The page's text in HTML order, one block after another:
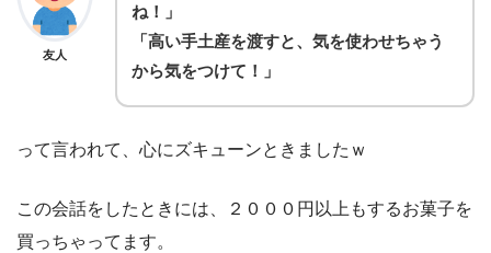
友人
ね！」
「高い手土産を渡すと、気を使わせちゃう
から気をつけて！」
って言われて、心にズキューンときましたｗ
この会話をしたときには、２０００円以上もするお菓子を
買っちゃってます。